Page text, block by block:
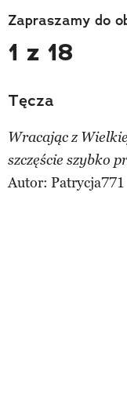
Zapraszamy do
1 z 18
Tęcza
Wracając z
szczęście szybko
Autor: Patrycja771